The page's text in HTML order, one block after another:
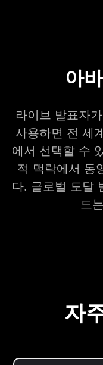
아
라이브 발표자
사용하면 전 세
에서 선택할 수
적 맥락에서 동
다. 글로벌 도달
드
자